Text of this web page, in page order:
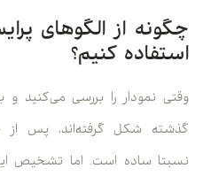
چگونه از الگوهای
استفاده کنیم؟
وقتی نمودار را بررسی می‌کنید و
گذشته شکل گرفته‌اند، پس از
نسبتا ساده است. اما تشخیص